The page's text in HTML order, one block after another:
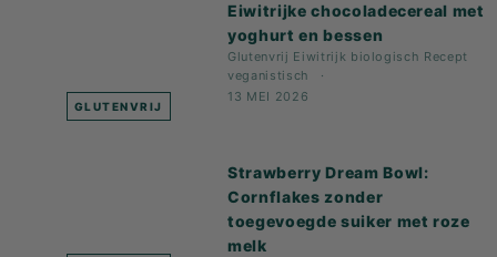
GLUTENVRIJ
Eiwitrijke chocoladecereal met
yoghurt en bessen
Glutenvrij Eiwitrijk biologisch Recept
veganistisch
13 MEI 2026
Strawberry Dream Bowl:
Cornflakes zonder
toegevoegde suiker met roze
melk